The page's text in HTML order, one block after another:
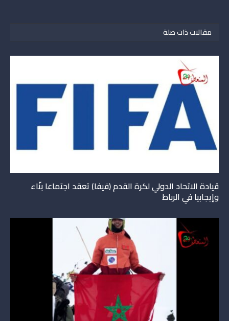
مقالات ذات صلة
قيادة الاتحاد الدولي لكرة القدم (فيفا) تعقد اجتماعا بنّاء
وإيجابيا في الرباط